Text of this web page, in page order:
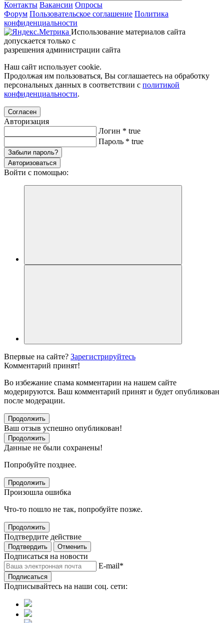
Контакты Вакансии Опросы
Форум Пользовательское соглашение Политика
конфиденциальности
Использование материалов сайта
допускается только с
разрешения администрации сайта
Наш сайт использует cookie.
Продолжая им пользоваться, Вы соглашаетесь на обработку
персональных данных в соответствии с политикой
конфиденциальности.
Согласен
Авторизация
Логин * true
Пароль * true
Забыли пароль?
Авторизоваться
Войти с помощью:
Впервые на сайте? Зарегистрируйтесь
Комментарий принят!
Во избежание спама комментарии на нашем сайте
модерируются. Ваш комментарий принят и будет опубликован
после модерации.
Продолжить
Ваш отзыв успешно опубликован!
Продолжить
Данные не были сохранены!
Попробуйте позднее.
Продолжить
Произошла ошибка
Что-то пошло не так, попробуйте позже.
Продолжить
Подтвердите действие
Подтвердить Отменить
Подписаться на новости
E-mail*
Подписаться
Подписывайтесь на наши соц. сети: